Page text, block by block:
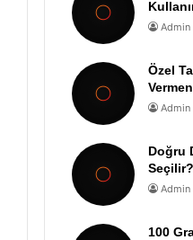
Admin
Özel
Admin
Doğru
Seçilir?
Admin
100